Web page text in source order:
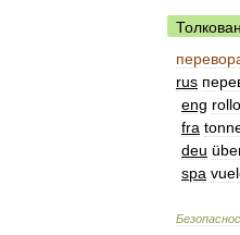
rus
eng
fra
deu
spa